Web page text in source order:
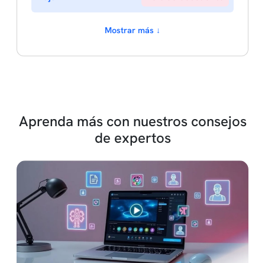
Mostrar más ↓
Aprenda más con nuestros consejos
de expertos